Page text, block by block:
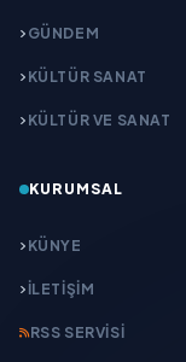
GÜNDEM
KÜLTÜR SANAT
KÜLTÜR VE SANAT
KURUMSAL
KÜNYE
İLETIŞIM
RSS SERVISI